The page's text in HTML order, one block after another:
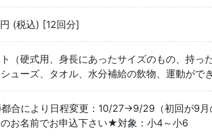
(税込) [12回分]
（硬式用、身長にあったサイズのもの、持っ
ューズ、タオル、水分補給の飲物、運動がで
合により日程変更：10/27→9/29（初回が
お名前でお申込下さい★対象：小4～小6